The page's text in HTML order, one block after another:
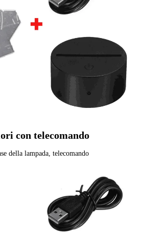
con telecomando
della lampada, telecomando